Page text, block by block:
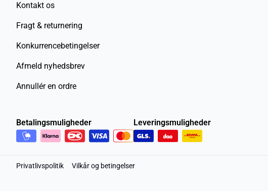
Kontakt os
Fragt & returnering
Konkurrencebetingelser
Afmeld nyhedsbrev
Annullér en ordre
Betalingsmuligheder Leveringsmuligheder
Privatlivspolitik Vilkår og betingelser